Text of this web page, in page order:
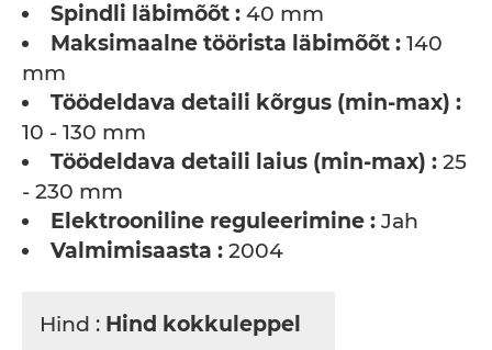
Spindli läbimõõt : 40 mm
Maksimaalne töörista läbimõõt : 140
mm
Töödeldava detaili kõrgus (min-max) :
10 - 130 mm
Töödeldava detaili laius (min-max) : 25
- 230 mm
Elektrooniline reguleerimine : Jah
Valmimisaasta : 2004
Hind : Hind kokkuleppel